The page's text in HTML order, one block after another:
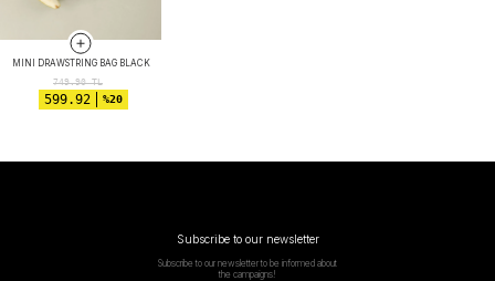
MINI DRAWSTRING BAG BLACK
749.90TL
599.92 %20
Subscribe to our newsletter
Subscribe to our newsletter to be informed about
the campaigns!